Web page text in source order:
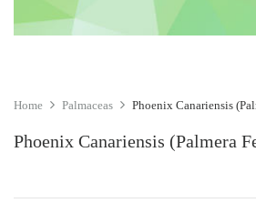
Home Palmaceas Phoenix Canariensis
Phoenix Canariensis (Palmera